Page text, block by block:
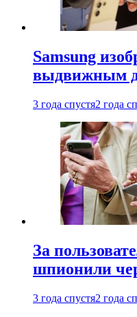
Samsung
выдвижным
3 года спустя2 года
За
шпионили
3 года спустя2 года